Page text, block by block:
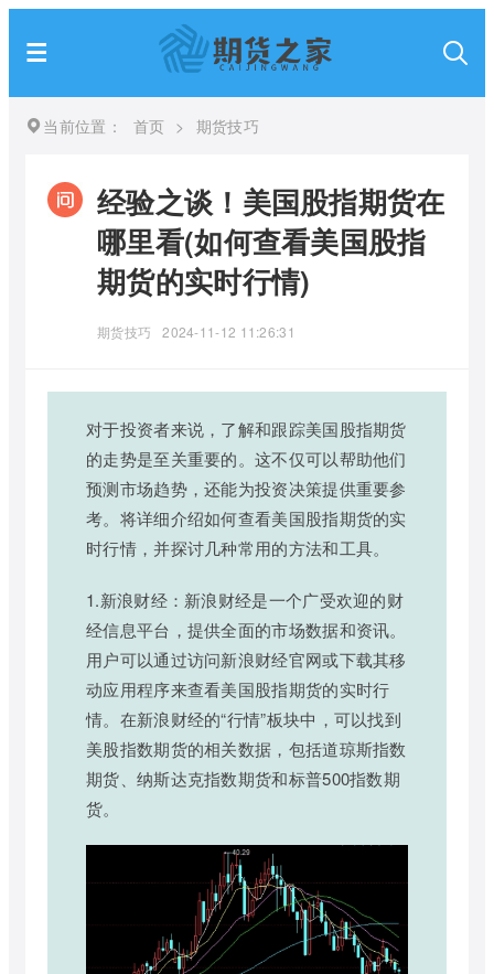
当前位置： 首页 > 期货技巧
经验之谈！美国股指期货在
哪里看(如何查看美国股指
期货的实时行情)
期货技巧 2024-11-12 11:26:31
对于投资者来说，了解和跟踪美国股指期货
的走势是至关重要的。这不仅可以帮助他们
预测市场趋势，还能为投资决策提供重要参
考。将详细介绍如何查看美国股指期货的实
时行情，并探讨几种常用的方法和工具。
1.新浪财经：新浪财经是一个广受欢迎的财
经信息平台，提供全面的市场数据和资讯。
用户可以通过访问新浪财经官网或下载其移
动应用程序来查看美国股指期货的实时行
情。在新浪财经的“行情”板块中，可以找到
美股指数期货的相关数据，包括道琼斯指数
期货、纳斯达克指数期货和标普500指数期
货。